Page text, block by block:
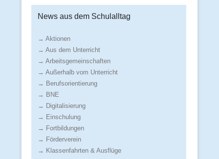
News aus dem Schulalltag
→ Aktionen
→ Aus dem Unterricht
→ Arbeitsgemeinschaften
→ Außerhalb vom Unterricht
→ Berufsorientierung
→ BNE
→ Digitalisierung
→ Einschulung
→ Fortbildungen
→ Förderverein
→ Klassenfahrten & Ausflüge